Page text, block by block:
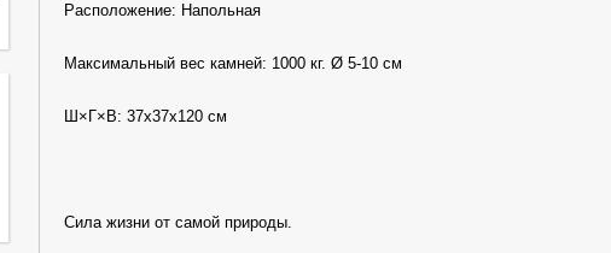
Расположение: Напольная
Максимальный вес камней: 1000 кг. Ø 5-10 см
Ш×Г×В: 37х37х120 см
Cила жизни от самой природы.